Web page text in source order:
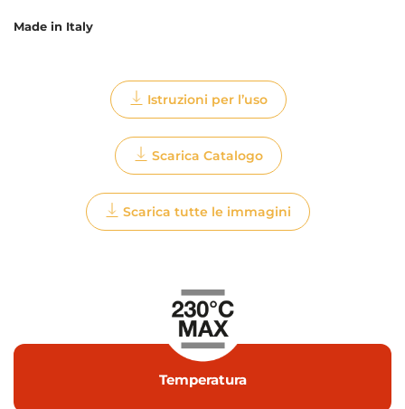
Made in Italy
Istruzioni per l’uso
Scarica Catalogo
Scarica tutte le immagini
Temperatura